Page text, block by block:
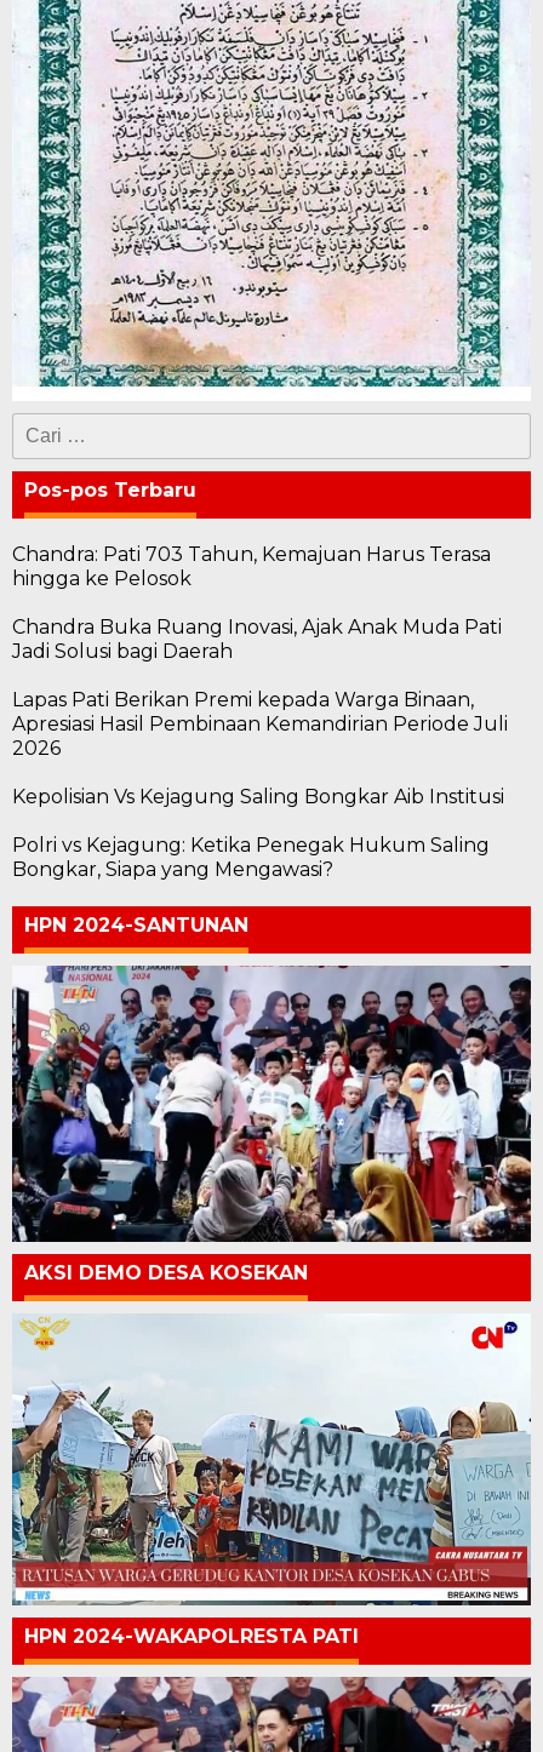
Cari
untuk:
Pos-pos Terbaru
Chandra: Pati 703 Tahun, Kemajuan Harus Terasa
hingga ke Pelosok
Chandra Buka Ruang Inovasi, Ajak Anak Muda Pati
Jadi Solusi bagi Daerah
Lapas Pati Berikan Premi kepada Warga Binaan,
Apresiasi Hasil Pembinaan Kemandirian Periode Juli
2026
Kepolisian Vs Kejagung Saling Bongkar Aib Institusi
Polri vs Kejagung: Ketika Penegak Hukum Saling
Bongkar, Siapa yang Mengawasi?
HPN 2024-SANTUNAN
AKSI DEMO DESA KOSEKAN
HPN 2024-WAKAPOLRESTA PATI